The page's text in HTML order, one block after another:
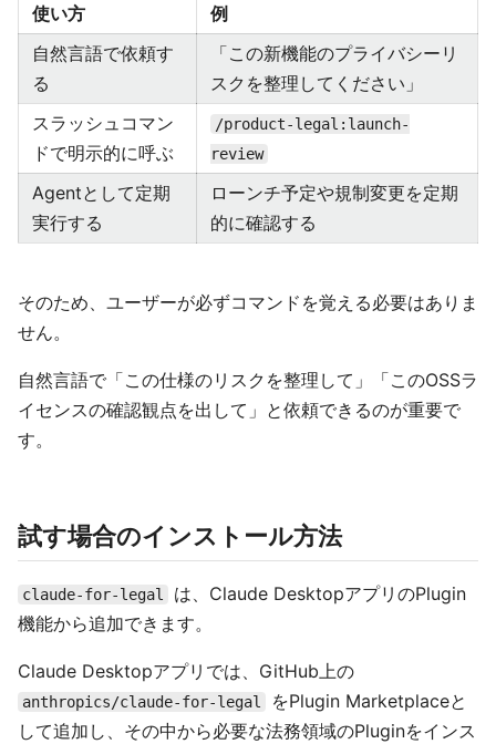
使い方
例
自然言語で依頼す
る
「この新機能のプライバシーリ
スクを整理してください」
スラッシュコマン
ドで明示的に呼ぶ
/product-legal:launch-
review
Agentとして定期
実行する
ローンチ予定や規制変更を定期
的に確認する
そのため、ユーザーが必ずコマンドを覚える必要はありま
せん。
自然言語で「この仕様のリスクを整理して」「このOSSラ
イセンスの確認観点を出して」と依頼できるのが重要で
す。
試す場合のインストール方法
claude-for-legal
は、Claude DesktopアプリのPlugin
機能から追加できます。
Claude Desktopアプリでは、GitHub上の
anthropics/claude-for-legal
をPlugin Marketplaceと
して追加し、その中から必要な法務領域のPluginをインス